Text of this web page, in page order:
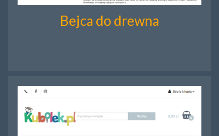
Bejca do drewna